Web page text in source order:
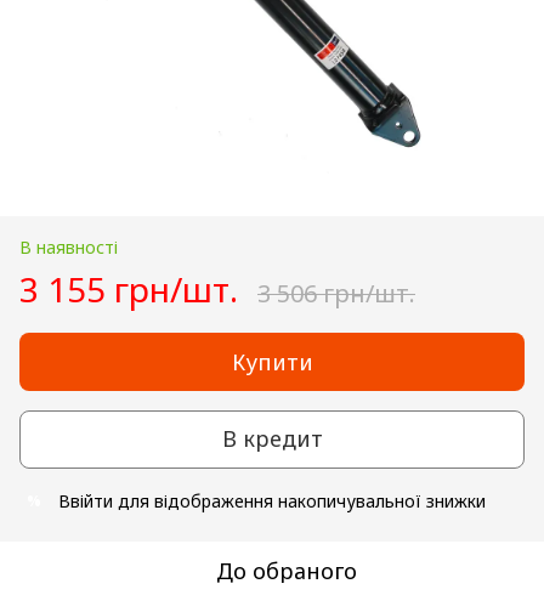
В наявності
3 155 грн/шт. 3 506 грн/шт.
Купити
В кредит
Ввійти для відображення накопичувальної знижки
До обраного